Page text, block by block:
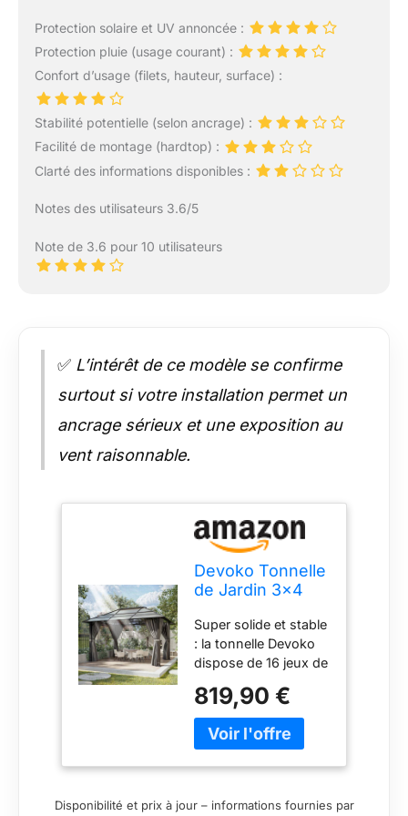
Protection solaire et UV annoncée :
Protection pluie (usage courant) :
Confort d’usage (filets, hauteur, surface) :
Stabilité potentielle (selon ancrage) :
Facilité de montage (hardtop) :
Clarté des informations disponibles :
Notes des utilisateurs 3.6/5
Note de 3.6 pour 10 utilisateurs
✅ L’intérêt de ce modèle se confirme
surtout si votre installation permet un
ancrage sérieux et une exposition au
vent raisonnable.
Devoko Tonnelle
de Jardin 3x4
Stable, Tonnelle
de Jardin
Exterieur en
Aluminium,
Gloriette avec
Toit Fixe
Résistant aux
UV, Hardtop
pour Les Scènes
Super solide et stable
: la tonnelle Devoko
dispose de 16 jeux de
clous de sol fixés à
plusieurs angles, ce
qui offre une
819,90 €
Disponibilité et prix à jour – informations fournies par